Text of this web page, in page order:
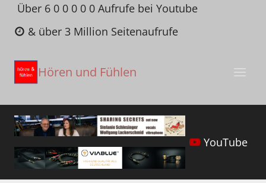
Zum
Inhalt
springen
Über 6 0 0 0 0 0 Aufrufe bei Youtube
& über 3 Million Seitenaufrufe
Hören und Fühlen
YouTube